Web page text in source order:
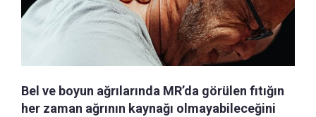
Bel ve boyun ağrılarında MR’da görülen fıtığın
her zaman ağrının kaynağı olmayabileceğini